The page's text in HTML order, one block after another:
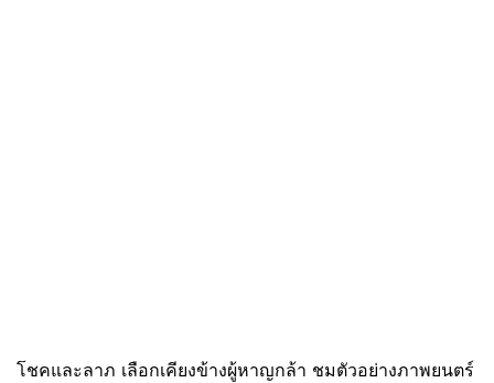
โชคและลาภ เลือกเคียงข้างผู้หาญกล้า ชมตัวอย่างภาพยนตร์